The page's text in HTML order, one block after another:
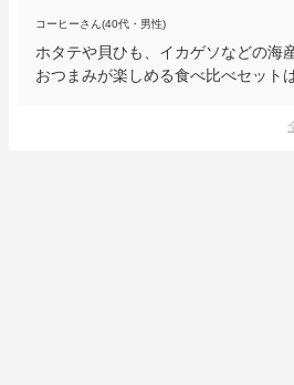
コーヒーさん(40代・男性)
ホタテや貝ひも、イカゲソなどの海
おつまみが楽しめる食べ比べセット